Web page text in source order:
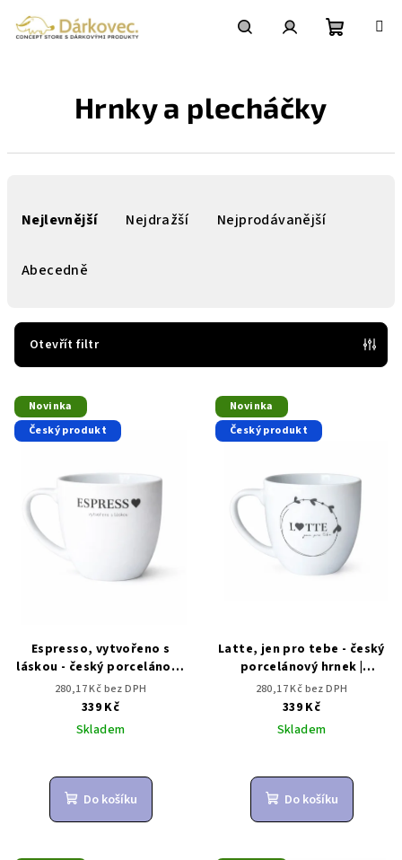
obsah
Hrnky a plecháčky
r
o
d
u
Nejlevnější Nejdražší Nejprodávanější
Abecedně
Otevřít filtr
V
ý
p
Novinka
Český produkt
Espresso, vytvořeno s
láskou - český porcelánový
hrnek | Dárkovec
280,17 Kč bez DPH
339 Kč
Skladem
Do košíku
Novinka
Český produkt
Latte, jen pro tebe - český
porcelánový hrnek |
Dárkovec
280,17 Kč bez DPH
339 Kč
Skladem
Do košíku